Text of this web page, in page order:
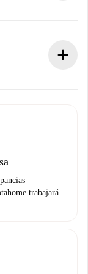
y te
trabajará